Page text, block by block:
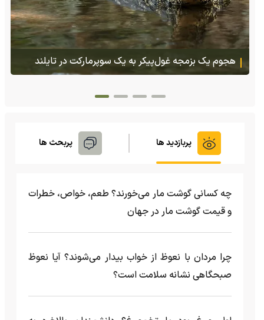
پس از ۷۰ سال؛ ببرها دوباره به سرزمین گمشده‌شان در
قزاقستان بازگشتند
پربازدید ها پربحث ها
چه کسانی گوشت مار می‌خورند؟ طعم، خواص، خطرات
و قیمت گوشت مار در جهان
چرا مردان با نعوظ از خواب بیدار می‌شوند؟ آیا نعوظ
صبحگاهی نشانه سلامت است؟